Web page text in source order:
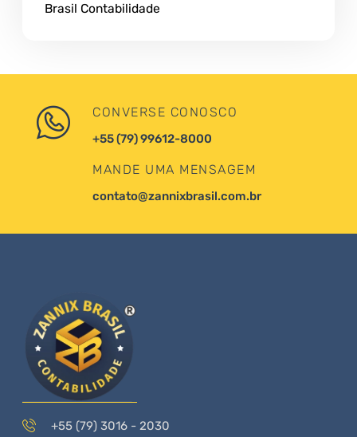
Brasil Contabilidade
CONVERSE CONOSCO
+55 (79) 99612-8000
MANDE UMA MENSAGEM
contato@zannixbrasil.com.br
+55 (79) 3016 - 2030